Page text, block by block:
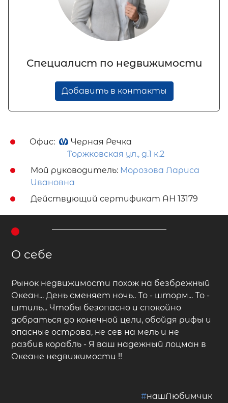
Специалист по недвижимости
Добавить в контакты
Офис:
Черная Речка
Торжковская ул., д.1 к.2
Мой руководитель: Морозова Лариса
Ивановна
Действующий сертификат АН 13179
О себе
Рынок недвижимости похож на безбрежный
Океан... День сменяет ночь.. То - шторм... То -
штиль... Чтобы безопасно и спокойно
добраться до конечной цели, обойдя рифы и
опасные острова, не сев на мель и не
разбив корабль - Я ваш надежный лоцман в
Океане недвижимости !!
#нашЛюбимчик